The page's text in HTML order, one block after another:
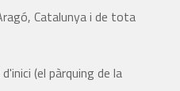
Catalunya i de tota
(el pàrquing de la